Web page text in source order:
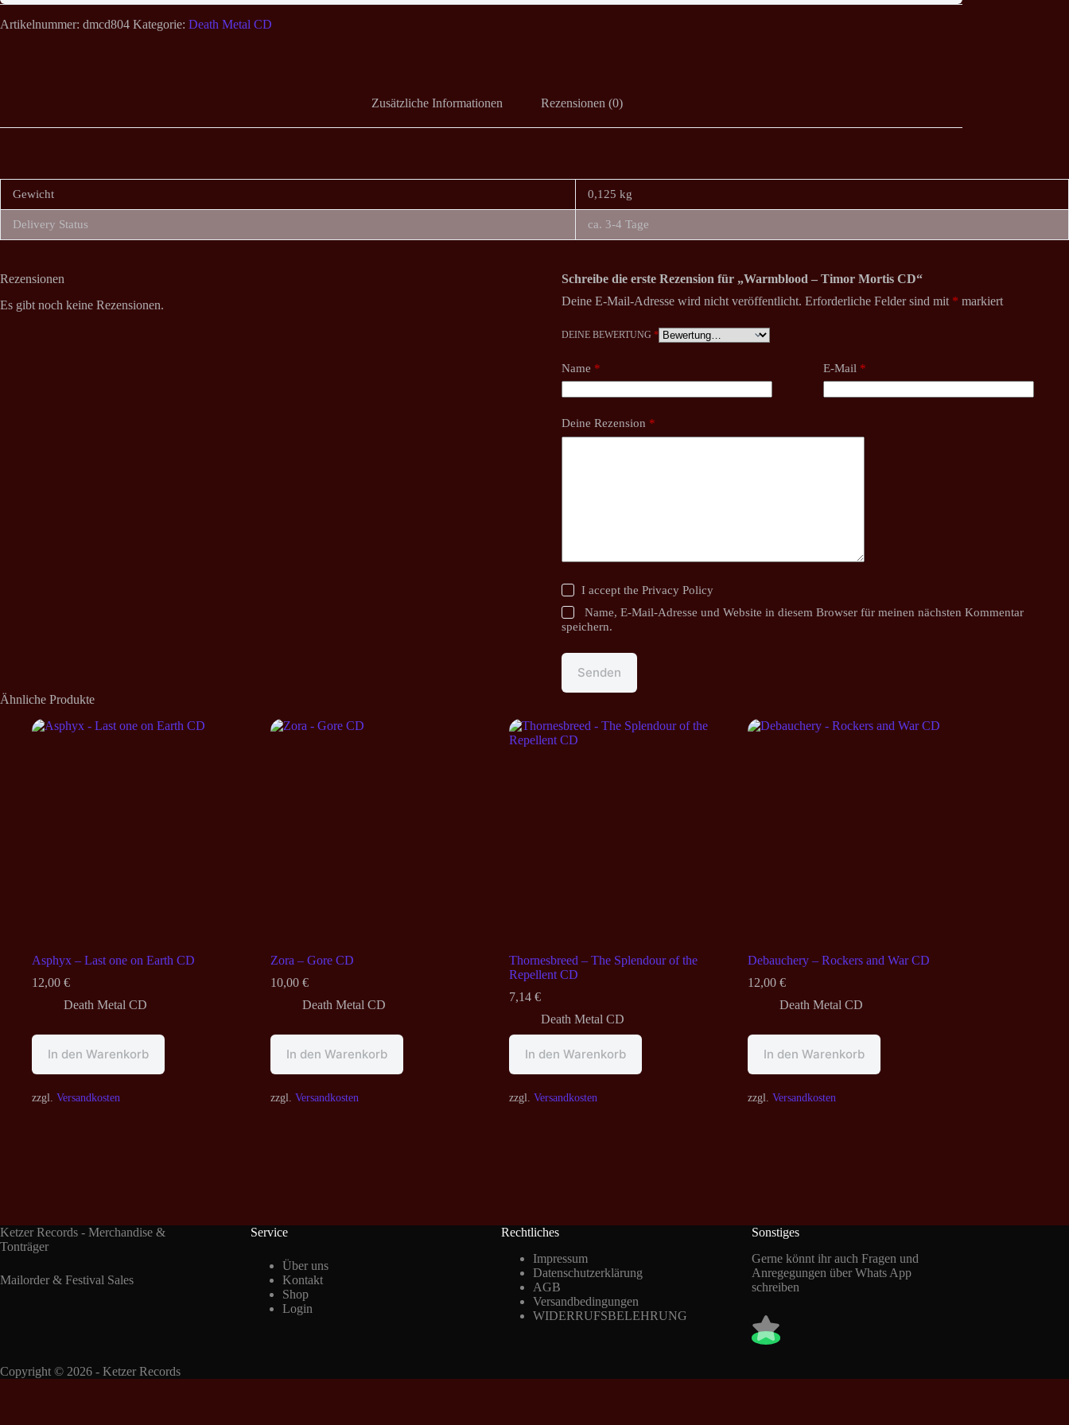
Artikelnummer: dmcd804 Kategorie: Death Metal CD
Zusätzliche Informationen Rezensionen (0)
Gewicht 0,125 kg
Delivery Status ca. 3-4 Tage
Rezensionen
Es gibt noch keine Rezensionen.
Schreibe die erste Rezension für „Warmblood – Timor Mortis CD“
Deine E-Mail-Adresse wird nicht veröffentlicht. Erforderliche Felder sind mit * markiert
DEINE BEWERTUNG *
Name * E-Mail *
Deine Rezension *
I accept the Privacy Policy
Name, E-Mail-Adresse und Website in diesem Browser für meinen nächsten Kommentar
speichern.
Senden
Ähnliche Produkte
Asphyx – Last one on Earth CD
12,00 €
Death Metal CD
In den Warenkorb
zzgl. Versandkosten
Zora – Gore CD
10,00 €
Death Metal CD
In den Warenkorb
zzgl. Versandkosten
Thornesbreed – The Splendour of the
Repellent CD
7,14 €
Death Metal CD
In den Warenkorb
zzgl. Versandkosten
Debauchery – Rockers and War CD
12,00 €
Death Metal CD
In den Warenkorb
zzgl. Versandkosten
Ketzer Records - Merchandise &
Tonträger
Mailorder & Festival Sales
Service
Über uns
Kontakt
Shop
Login
Rechtliches
Impressum
Datenschutzerklärung
AGB
Versandbedingungen
WIDERRUFSBELEHRUNG
Sonstiges
Gerne könnt ihr auch Fragen und
Anregegungen über Whats App
schreiben
Copyright © 2026 - Ketzer Records